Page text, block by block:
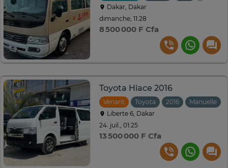
Dakar, Dakar
dimanche, 11:28
8 500 000 F Cfa
Toyota Hiace 2016
Venant Toyota 2016
Manuelle
Liberte 6, Dakar
24. juil., 01:25
13 500 000 F Cfa